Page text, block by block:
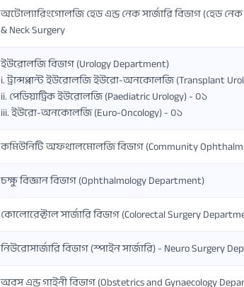
অটোল্যারিংগোলজি হেড এন্ড নেক সার্জারি বিভাগ (হেড নেক
& Neck Surgery
ইউরোলজি বিভাগ (Urology Department)
i. ট্রান্সপ্লান্ট ইউরোলজি ইউরো-অনকোলজি (Transplant
ii. পেডিয়াট্রিক ইউরোলজি (Paediatric Urology) - ০১
iii. ইউরো-অনকোলজি (Euro-Oncology) - ০১
কমিউনিটি অফথালমোলজি বিভাগ (Community
চক্ষু বিজ্ঞান বিভাগ (Ophthalmology Department)
কোলোরেক্টাল সার্জারি বিভাগ (Colorectal Surgery
নিউরোসার্জারি বিভাগ (স্পাইন সার্জারি) - Neuro Surgery
অবস এন্ড গাইনী বিভাগ (Obstetrics and Gynaecology